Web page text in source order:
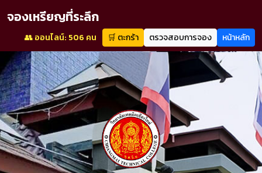
จองเหรียญที่ระลึก
👥 ออนไลน์: 506 คน 🛒 ตะกร้า ตรวจสอบการจอง หน้าหลัก